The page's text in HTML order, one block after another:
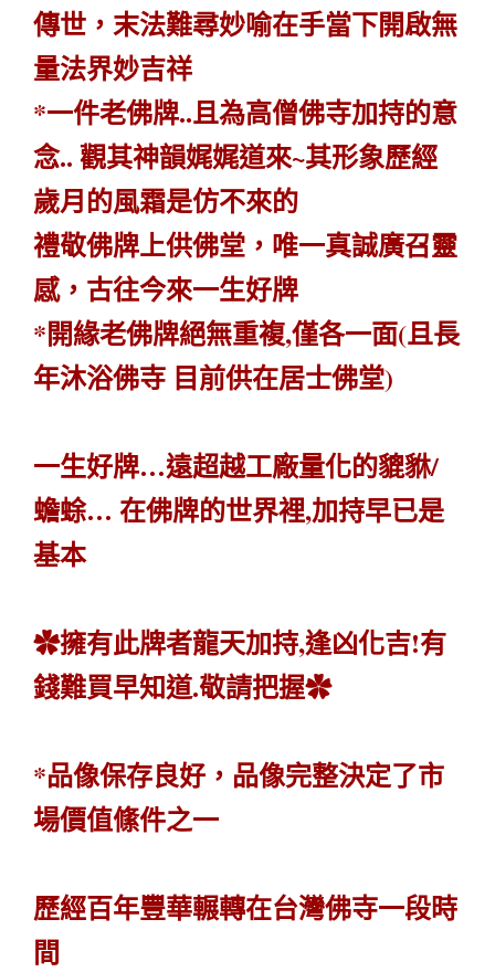
傳世，末法難尋妙喻在手當下開啟無
量法界妙吉祥
*一件老佛牌..且為高僧佛寺加持的意
念.. 觀其神韻娓娓道來~其形象歷經
歲月的風霜是仿不來的
禮敬佛牌上供佛堂，唯一真誠廣召靈
感，古往今來一生好牌
*開緣老佛牌絕無重複,僅各一面(且長
年沐浴佛寺 目前供在居士佛堂)
一生好牌…遠超越工廠量化的貔貅/
蟾蜍… 在佛牌的世界裡,加持早已是
基本
✿擁有此牌者龍天加持,逢凶化吉!有
錢難買早知道.敬請把握✿
*品像保存良好，品像完整決定了市
場價值絛件之一
歷經百年豐華輾轉在台灣佛寺一段時
間